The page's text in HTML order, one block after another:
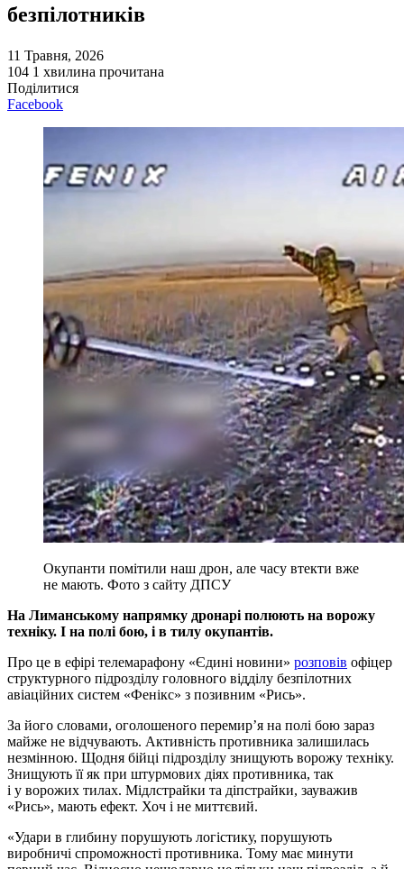
безпілотників
11 Травня, 2026
104 1 хвилина прочитана
Поділитися
Facebook
Окупанти помітили наш дрон, але часу втекти вже
не мають. Фото з сайту ДПСУ
На Лиманському напрямку дронарі полюють на ворожу
техніку. І на полі бою, і в тилу окупантів.
Про це в ефірі телемарафону «Єдині новини» розповів офіцер
структурного підрозділу головного відділу безпілотних
авіаційних систем «Фенікс» з позивним «Рись».
За його словами, оголошеного перемир’я на полі бою зараз
майже не відчувають. Активність противника залишилась
незмінною. Щодня бійці підрозділу знищують ворожу техніку.
Знищують її як при штурмових діях противника, так
і у ворожих тилах. Мідлстрайки та діпстрайки, зауважив
«Рись», мають ефект. Хоч і не миттєвий.
«Удари в глибину порушують логістику, порушують
виробничі спроможності противника. Тому має минути